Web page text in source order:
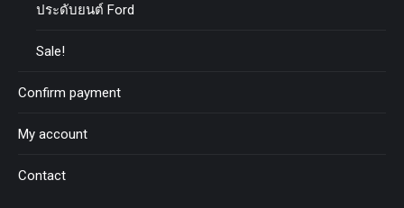
ประดับยนต์ Ford
Sale!
Confirm payment
My account
Contact